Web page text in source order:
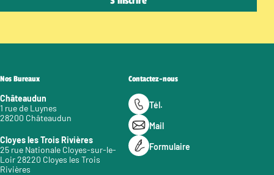
Nos Bureaux
Châteaudun
1 rue de Luynes
28200 Châteaudun
Cloyes les Trois Rivières
25 rue Nationale Cloyes-sur-le-
Loir 28220 Cloyes les Trois
Rivières
Contactez-nous
Tél.
Mail
Formulaire